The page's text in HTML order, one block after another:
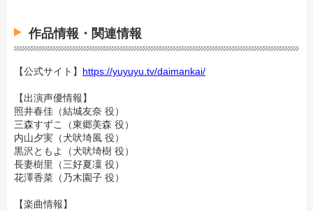
作品情報・関連情報
【公式サイト】 https://yuyuyu.tv/daimankai/
【出演声優情報】
照井春佳（結城友奈 役）
三森すずこ（東郷美森 役）
内山夕実（犬吠埼風 役）
黒沢ともよ（犬吠埼樹 役）
長妻樹里（三好夏凜 役）
花澤香菜（乃木園子 役）
【楽曲情報】